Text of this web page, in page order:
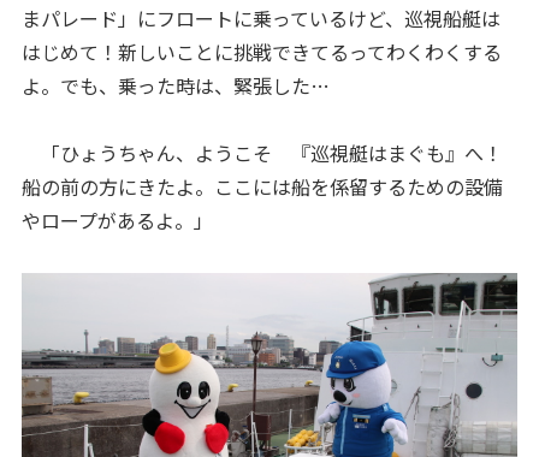
まパレード」にフロートに乗っているけど、巡視船艇は
はじめて！新しいことに挑戦できてるってわくわくする
よ。でも、乗った時は、緊張した…
「ひょうちゃん、ようこそ 『巡視艇はまぐも』へ！
船の前の方にきたよ。ここには船を係留するための設備
やロープがあるよ。」